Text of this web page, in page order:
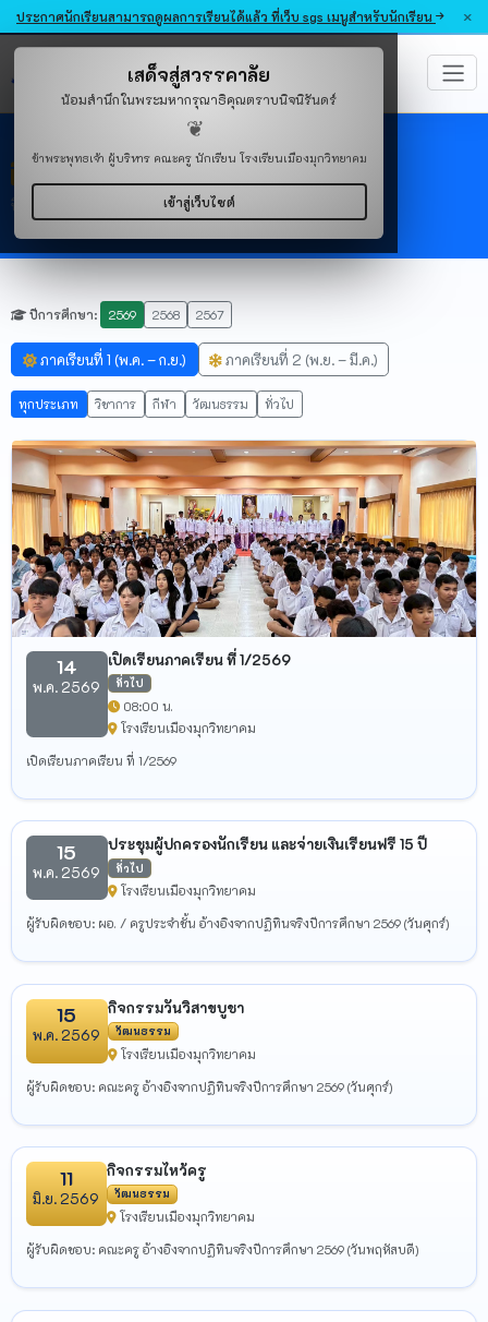
ประกาศนักเรียนสามารถดูผลการเรียนได้แล้ว ที่เว็บ sgs เมนูสำหรับนักเรียน ×
เสด็จสู่สวรรคาลัย
น้อมสำนึกในพระมหากรุณาธิคุณตราบนิจนิรันดร์
❦
ข้าพระพุทธเจ้า ผู้บริหาร คณะครู นักเรียน โรงเรียนเมืองมุกวิทยาคม
เข้าสู่เว็บไซต์
โรงเรียนเมืองมุกวิทยาคม
MUANGMUK WITTAYAKOM SCHOOL
กิจกรรมที่กำลังจะมาถึง
ปีการศึกษา 2569
ปีการศึกษา: 2569 2568 2567
ภาคเรียนที่ 1 (พ.ค. – ก.ย.) ภาคเรียนที่ 2 (พ.ย. – มี.ค.)
ทุกประเภท วิชาการ กีฬา วัฒนธรรม ทั่วไป
14
พ.ค. 2569
เปิดเรียนภาคเรียน ที่ 1/2569
ทั่วไป
08:00 น.
โรงเรียนเมืองมุกวิทยาคม
เปิดเรียนภาคเรียน ที่ 1/2569
15
พ.ค. 2569
ประชุมผู้ปกครองนักเรียน และจ่ายเงินเรียนฟรี 15 ปี
ทั่วไป
โรงเรียนเมืองมุกวิทยาคม
ผู้รับผิดชอบ: ผอ. / ครูประจำชั้น อ้างอิงจากปฏิทินจริงปีการศึกษา 2569 (วันศุกร์)
15
พ.ค. 2569
กิจกรรมวันวิสาขบูชา
วัฒนธรรม
โรงเรียนเมืองมุกวิทยาคม
ผู้รับผิดชอบ: คณะครู อ้างอิงจากปฏิทินจริงปีการศึกษา 2569 (วันศุกร์)
11
มิ.ย. 2569
กิจกรรมไหว้ครู
วัฒนธรรม
โรงเรียนเมืองมุกวิทยาคม
ผู้รับผิดชอบ: คณะครู อ้างอิงจากปฏิทินจริงปีการศึกษา 2569 (วันพฤหัสบดี)